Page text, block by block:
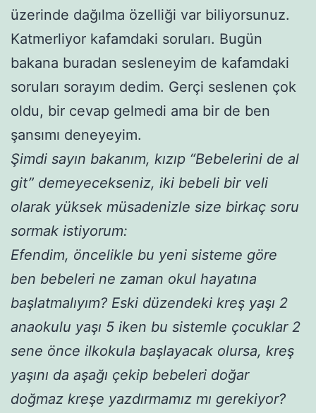
üzerinde dağılma özelliği var biliyorsunuz.
Katmerliyor kafamdaki soruları. Bugün
bakana buradan sesleneyim de kafamdaki
soruları sorayım dedim. Gerçi seslenen çok
oldu, bir cevap gelmedi ama bir de ben
şansımı deneyeyim.
Şimdi sayın bakanım, kızıp “Bebelerini de al
git” demeyecekseniz, iki bebeli bir veli
olarak yüksek müsadenizle size birkaç soru
sormak istiyorum:
Efendim, öncelikle bu yeni sisteme göre
ben bebeleri ne zaman okul hayatına
başlatmalıyım? Eski düzendeki kreş yaşı 2
anaokulu yaşı 5 iken bu sistemle çocuklar 2
sene önce ilkokula başlayacak olursa, kreş
yaşını da aşağı çekip bebeleri doğar
doğmaz kreşe yazdırmamız mı gerekiyor?